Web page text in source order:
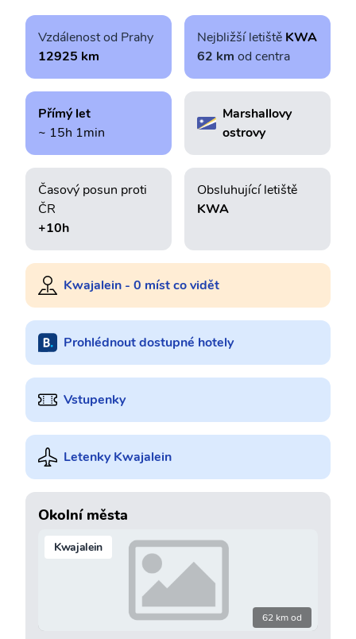
Vzdálenost od Prahy
12925 km
Nejbližší letiště KWA
62 km od centra
Přímý let
~ 15h 1min
Marshallovy
ostrovy
Časový posun proti
ČR
+10h
Obsluhující letiště
KWA
Kwajalein - 0 míst co vidět
Prohlédnout dostupné hotely
Vstupenky
Letenky Kwajalein
Okolní města
Kwajalein
62 km od